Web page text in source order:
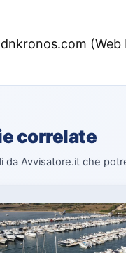
(Web
correlate
da Avvisatore.it che